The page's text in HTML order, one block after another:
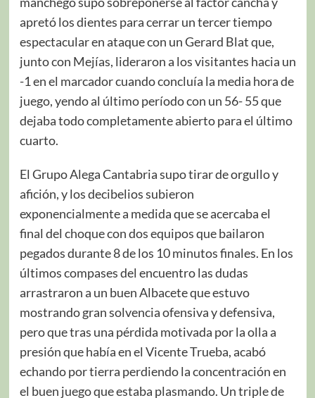
apretó los dientes para cerrar un tercer tiempo
espectacular en ataque con un Gerard Blat que,
junto con Mejías, lideraron a los visitantes hacia un
-1 en el marcador cuando concluía la media hora de
juego, yendo al último período con un 56- 55 que
dejaba todo completamente abierto para el último
cuarto.
El Grupo Alega Cantabria supo tirar de orgullo y
afición, y los decibelios subieron
exponencialmente a medida que se acercaba el
final del choque con dos equipos que bailaron
pegados durante 8 de los 10 minutos finales. En los
últimos compases del encuentro las dudas
arrastraron a un buen Albacete que estuvo
mostrando gran solvencia ofensiva y defensiva,
pero que tras una pérdida motivada por la olla a
presión que había en el Vicente Trueba, acabó
echando por tierra perdiendo la concentración en
el buen juego que estaba plasmando. Un triple de